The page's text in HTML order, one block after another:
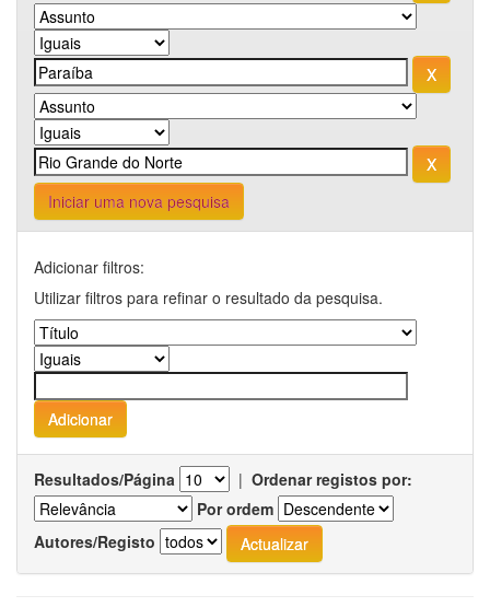
Iniciar uma nova pesquisa
Adicionar filtros:
Utilizar filtros para refinar o resultado da pesquisa.
Resultados/Página | Ordenar registos por:
Por ordem
Autores/Registo